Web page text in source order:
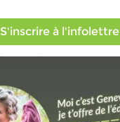
S'inscrire à l'infolettre